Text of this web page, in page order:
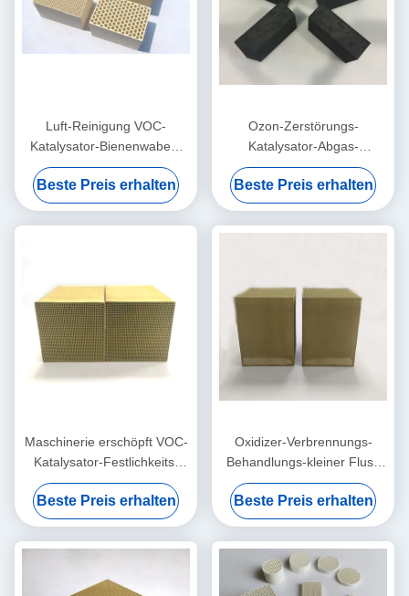
Luft-Reinigung VOC-
Katalysator-Bienenwaben-
Struktur-hohe Porosität
Beste Preis erhalten
Ozon-Zerstörungs-
Katalysator-Abgas-
Behandlung 150x150x50mm
bis 300mm
Beste Preis erhalten
Maschinerie erschöpft VOC-
Katalysator-Festlichkeits-
Benzol-Alkohol-Aldehyde-
Alkan 100x100x50mm
Beste Preis erhalten
Oxidizer-Verbrennungs-
Behandlungs-kleiner Fluss
400 Cpsi Katalysator Rto
verbessernde thermische
Beste Preis erhalten